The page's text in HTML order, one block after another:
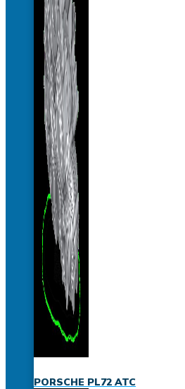
PORSCHE PL72 ATC